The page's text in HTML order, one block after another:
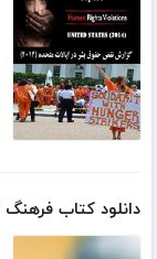
دانلود کتاب